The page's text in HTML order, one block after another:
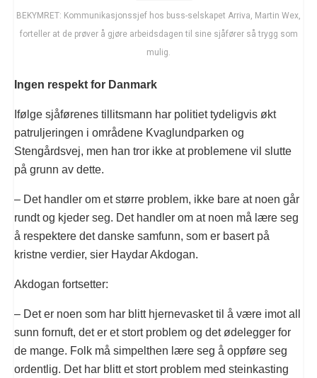
BEKYMRET: Kommunikasjonssjef hos buss-selskapet Arriva, Martin Wex,
forteller at de prøver å gjøre arbeidsdagen til sine sjåfører så trygg som
mulig.
Ingen respekt for Danmark
Ifølge sjåførenes tillitsmann har politiet tydeligvis økt
patruljeringen i områdene Kvaglundparken og
Stengårdsvej, men han tror ikke at problemene vil slutte
på grunn av dette.
– Det handler om et større problem, ikke bare at noen går
rundt og kjeder seg. Det handler om at noen må lære seg
å respektere det danske samfunn, som er basert på
kristne verdier, sier Haydar Akdogan.
Akdogan fortsetter:
– Det er noen som har blitt hjernevasket til å være imot all
sunn fornuft, det er et stort problem og det ødelegger for
de mange. Folk må simpelthen lære seg å oppføre seg
ordentlig. Det har blitt et stort problem med steinkasting